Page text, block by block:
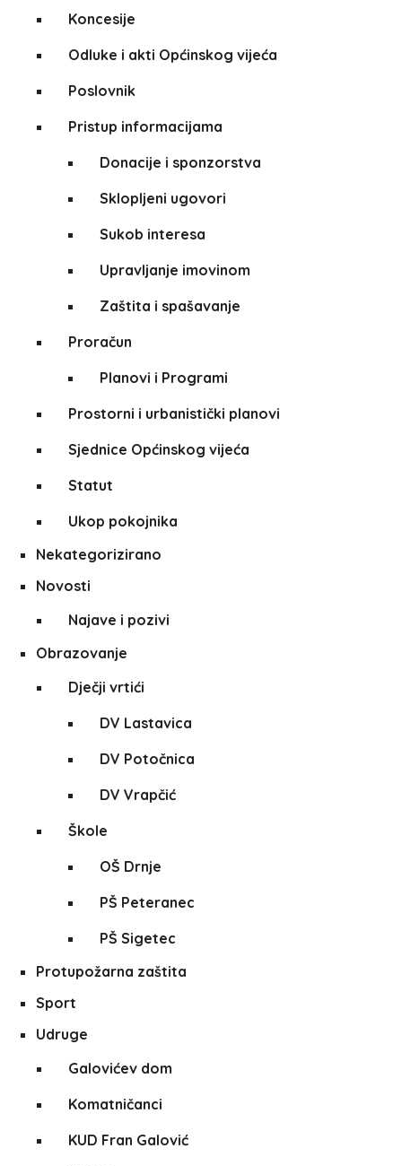
Koncesije
Odluke i akti Općinskog vijeća
Poslovnik
Pristup informacijama
Donacije i sponzorstva
Sklopljeni ugovori
Sukob interesa
Upravljanje imovinom
Zaštita i spašavanje
Proračun
Planovi i Programi
Prostorni i urbanistički planovi
Sjednice Općinskog vijeća
Statut
Ukop pokojnika
Nekategorizirano
Novosti
Najave i pozivi
Obrazovanje
Dječji vrtići
DV Lastavica
DV Potočnica
DV Vrapčić
Škole
OŠ Drnje
PŠ Peteranec
PŠ Sigetec
Protupožarna zaštita
Sport
Udruge
Galovićev dom
Komatničanci
KUD Fran Galović